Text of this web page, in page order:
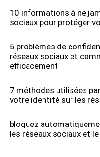
10 informations à ne
sociaux pour protéger
5 problèmes de
réseaux sociaux et
efficacement
7 méthodes utilisées
votre identité sur les
bloquez
les réseaux sociaux et